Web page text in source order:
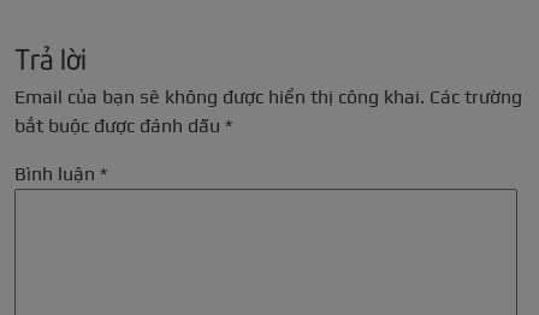
Trả lời
Email của bạn sẽ không được hiển thị công khai. Các trường
bắt buộc được đánh dấu *
Bình luận *